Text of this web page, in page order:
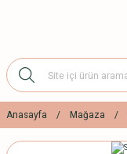
Anasayfa Mağaza